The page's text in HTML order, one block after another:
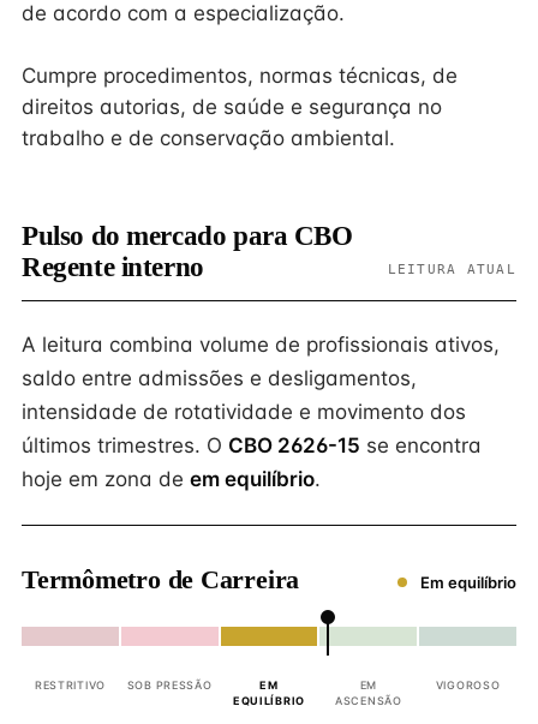
de acordo com a especialização.
Cumpre procedimentos, normas técnicas, de
direitos autorias, de saúde e segurança no
trabalho e de conservação ambiental.
Pulso do mercado para CBO
Regente interno
LEITURA ATUAL
A leitura combina volume de profissionais ativos,
saldo entre admissões e desligamentos,
intensidade de rotatividade e movimento dos
últimos trimestres. O CBO 2626-15 se encontra
hoje em zona de em equilíbrio.
Termômetro de Carreira Em equilíbrio
RESTRITIVO SOB PRESSÃO
EM
EQUILÍBRIO
EM
ASCENSÃO
VIGOROSO